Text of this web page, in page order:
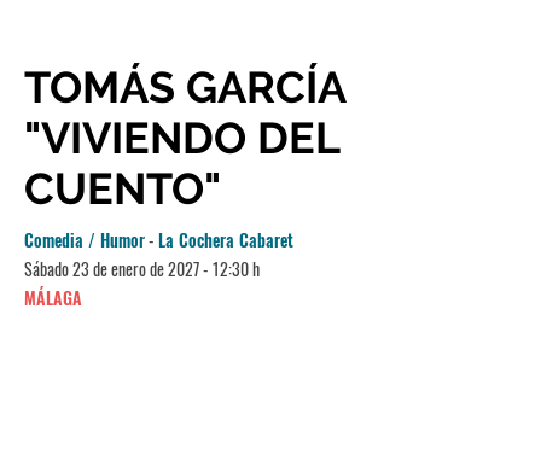
TOMÁS GARCÍA
"VIVIENDO DEL
CUENTO"
Comedia / Humor-La Cochera Cabaret
Sábado 23 de enero de 2027 - 12:30 h
MÁLAGA